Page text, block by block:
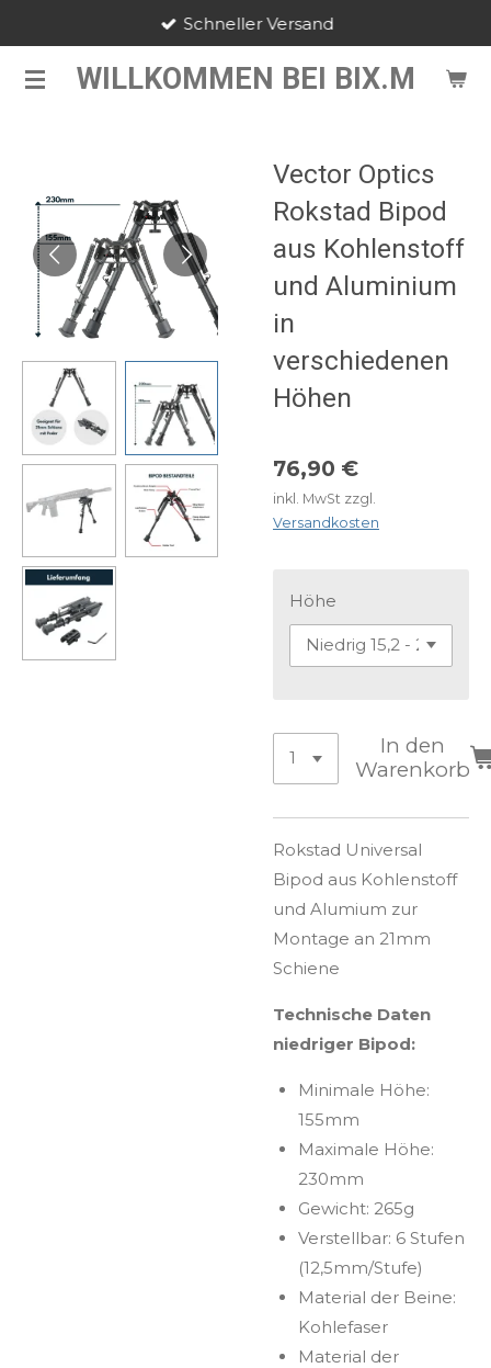
springen WILLKOMMEN BEI BIX.M
Schneller Versand
Vector Optics
Rokstad Bipod
aus Kohlenstoff
und Aluminium
in
verschiedenen
Höhen
76,90 €
inkl. MwSt zzgl.
Versandkosten
Höhe
In den
Warenkorb
Rokstad Universal
Bipod aus Kohlenstoff
und Alumium zur
Montage an 21mm
Schiene
Technische Daten
niedriger Bipod:
Minimale Höhe:
155mm
Maximale Höhe:
230mm
Gewicht: 265g
Verstellbar: 6 Stufen
(12,5mm/Stufe)
Material der Beine:
Kohlefaser
Material der